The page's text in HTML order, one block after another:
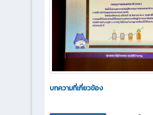
บทความที่เกี่ยวข้อง